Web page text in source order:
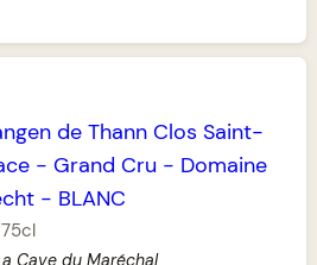
de Thann Clos Saint-
- Grand Cru - Domaine
- BLANC
75cl
Cave du Maréchal